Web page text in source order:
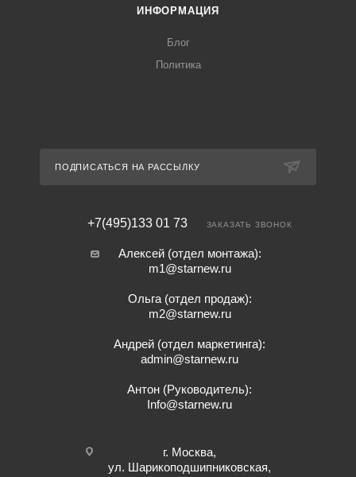
ИНФОРМАЦИЯ
Блог
Политика
ПОДПИСАТЬСЯ НА РАССЫЛКУ
+7(495)133 01 73 ЗАКАЗАТЬ ЗВОНОК
Алексей (отдел монтажа):
m1@starnew.ru
Ольга (отдел продаж):
m2@starnew.ru
Андрей (отдел маркетинга):
admin@starnew.ru
Антон (Руководитель):
Info@starnew.ru
г. Москва,
ул. Шарикоподшипниковская,